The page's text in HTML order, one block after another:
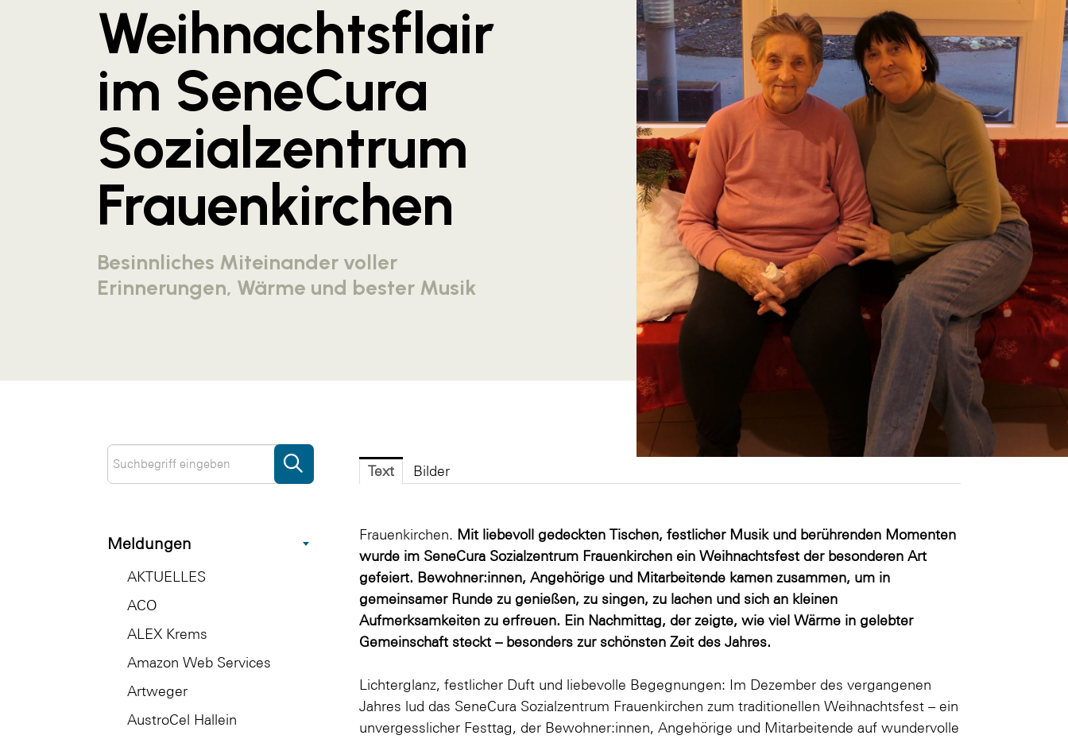
Meldungen
AKTUELLES
ACO
ALEX Krems
Amazon Web Services
Artweger
AustroCel Hallein
Weihnachtsflair
im SeneCura
Sozialzentrum
Frauenkirchen
Besinnliches Miteinander voller
Erinnerungen, Wärme und bester Musik
Text Bilder
Frauenkirchen. Mit liebevoll gedeckten Tischen, festlicher Musik und berührenden Momenten
wurde im SeneCura Sozialzentrum Frauenkirchen ein Weihnachtsfest der besonderen Art
gefeiert. Bewohner:innen, Angehörige und Mitarbeitende kamen zusammen, um in
gemeinsamer Runde zu genießen, zu singen, zu lachen und sich an kleinen
Aufmerksamkeiten zu erfreuen. Ein Nachmittag, der zeigte, wie viel Wärme in gelebter
Gemeinschaft steckt – besonders zur schönsten Zeit des Jahres.
Lichterglanz, festlicher Duft und liebevolle Begegnungen: Im Dezember des vergangenen
Jahres lud das SeneCura Sozialzentrum Frauenkirchen zum traditionellen Weihnachtsfest – ein
unvergesslicher Festtag, der Bewohner:innen, Angehörige und Mitarbeitende auf wundervolle